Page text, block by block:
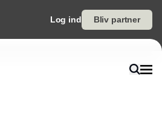
Log ind Bliv partner